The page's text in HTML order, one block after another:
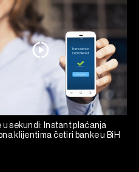
sekundi: Instant plaćanja
klijentima četiri banke u BiH